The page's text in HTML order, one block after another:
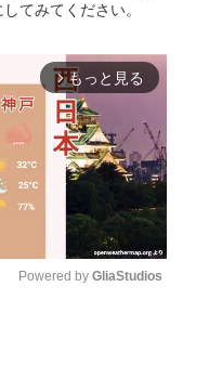
てみてください。
arrow_forward_ios もっと見る
Powered by GliaStudios